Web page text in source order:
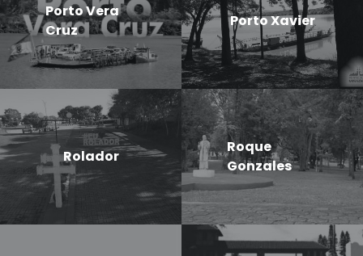
Porto Vera
Cruz
Porto Xavier
Rolador
Roque
Gonzales